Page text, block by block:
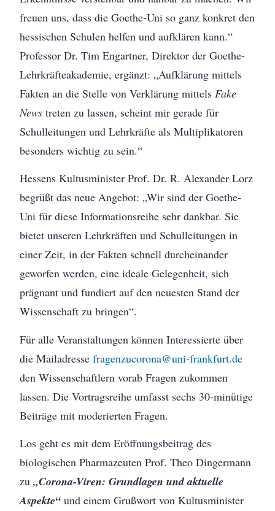
freuen uns, dass die Goethe-Uni so ganz konkret den
hessischen Schulen helfen und aufklären kann.“
Professor Dr. Tim Engartner, Direktor der Goethe-
Lehrkräfteakademie, ergänzt: „Aufklärung mittels
Fakten an die Stelle von Verklärung mittelsFake
News treten zu lassen, scheint mir gerade für
Schulleitungen und Lehrkräfte als Multiplikatoren
besonders wichtig zu sein.“
Hessens Kultusminister Prof. Dr. R. Alexander Lorz
begrüßt das neue Angebot: „Wir sind der Goethe-
Uni für diese Informationsreihe sehr dankbar. Sie
bietet unseren Lehrkräften und Schulleitungen in
einer Zeit, in der Fakten schnell durcheinander
geworfen werden, eine ideale Gelegenheit, sich
prägnant und fundiert auf den neuesten Stand der
Wissenschaft zu bringen“.
Für alle Veranstaltungen können Interessierte über
die Mailadressefragenzucorona@uni-frankfurt.de
den Wissenschaftlern vorab Fragen zukommen
lassen. Die Vortragsreihe umfasst sechs 30-minütige
Beiträge mit moderierten Fragen.
Los geht es mit dem Eröffnungsbeitrag des
biologischen Pharmazeuten Prof. Theo Dingermann
zu„Corona-Viren: Grundlagen und aktuelle
Aspekte“ und einem Grußwort von Kultusminister